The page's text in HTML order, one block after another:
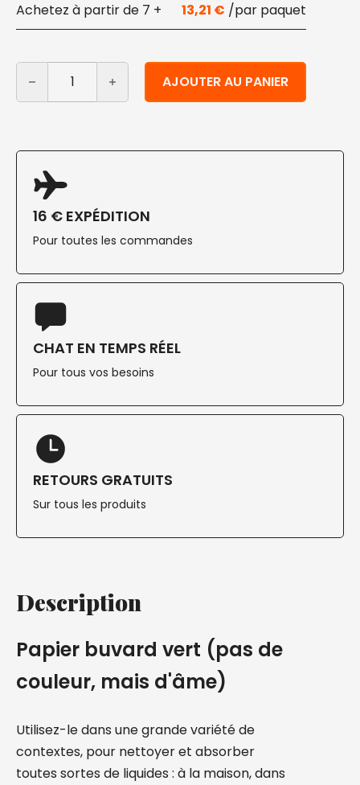
7 + 13,21 €
quantité de Rouleaux de cuisine en papier recyclé
AJOUTER AU PANIER
Alternative:
16 € EXPÉDITION
Pour toutes les commandes
CHAT EN TEMPS RÉEL
Pour tous vos besoins
RETOURS GRATUITS
Sur tous les produits
Description
Papier buvard vert (pas de
couleur, mais d'âme)
Utilisez-le dans une grande variété de
contextes, pour nettoyer et absorber
toutes sortes de liquides : à la maison, dans